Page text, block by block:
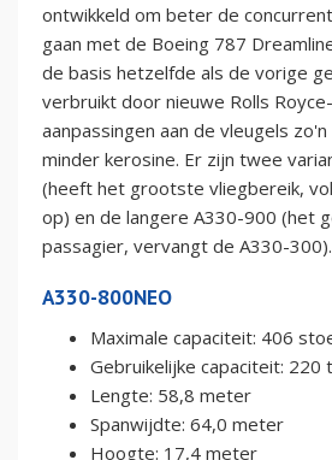
ontwikkeld om beter de
gaan met de Boeing 787
de basis hetzelfde als de vorige
verbruikt door nieuwe Rolls
aanpassingen aan de vleugels
minder kerosine. Er zijn twee
(heeft het grootste vliegbereik,
op) en de langere A330-900 (het
passagier, vervangt de A330-300).
A330-800NEO
Maximale capaciteit: 406
Gebruikelijke capaciteit:
Lengte: 58,8 meter
Spanwijdte: 64,0 meter
Hoogte: 17,4 meter